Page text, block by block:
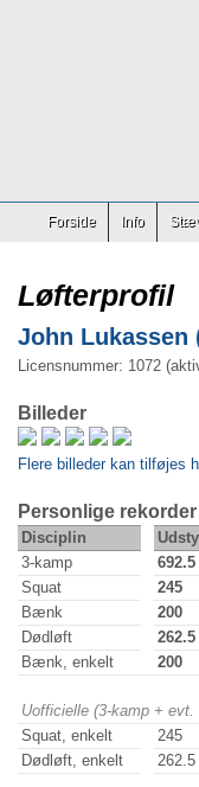
Forside Info
Løfterprofil
John Lukassen
Licensnummer: 1072
Billeder
Flere billeder kan tilføjes
Personlige rekorder
Disciplin
3-kamp
692.5
Squat
245
Bænk
200
Dødløft
262.5
Bænk, enkelt
200
Uofficielle (3-kamp +
Squat, enkelt
245
Dødløft, enkelt
262.5